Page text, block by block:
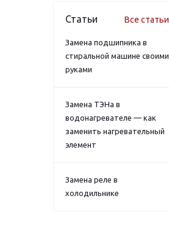
Статьи Все статьи
Замена подшипника в
стиральной машине своими
руками
Замена ТЭНа в
водонагревателе — как
заменить нагревательный
элемент
Замена реле в
холодильнике